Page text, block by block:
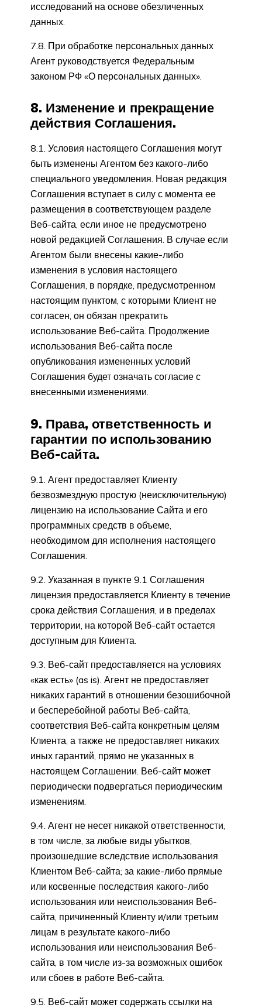
исследований на основе обезличенных
данных.
7.8. При обработке персональных данных
Агент руководствуется Федеральным
законом РФ «О персональных данных».
8. Изменение и прекращение
действия Соглашения.
8.1. Условия настоящего Соглашения могут
быть изменены Агентом без какого-либо
специального уведомления. Новая редакция
Соглашения вступает в силу с момента ее
размещения в соответствующем разделе
Веб-сайта, если иное не предусмотрено
новой редакцией Соглашения. В случае если
Агентом были внесены какие-либо
изменения в условия настоящего
Соглашения, в порядке, предусмотренном
настоящим пунктом, с которыми Клиент не
согласен, он обязан прекратить
использование Веб-сайта. Продолжение
использования Веб-сайта после
опубликования измененных условий
Соглашения будет означать согласие с
внесенными изменениями.
9. Права, ответственность и
гарантии по использованию
Веб-сайта.
9.1. Агент предоставляет Клиенту
безвозмездную простую (неисключительную)
лицензию на использование Сайта и его
программных средств в объеме,
необходимом для исполнения настоящего
Соглашения.
9.2. Указанная в пункте 9.1 Соглашения
лицензия предоставляется Клиенту в течение
срока действия Соглашения, и в пределах
территории, на которой Веб-сайт остается
доступным для Клиента.
9.3. Веб-сайт предоставляется на условиях
«как есть» (as is). Агент не предоставляет
никаких гарантий в отношении безошибочной
и бесперебойной работы Веб-сайта,
соответствия Веб-сайта конкретным целям
Клиента, а также не предоставляет никаких
иных гарантий, прямо не указанных в
настоящем Соглашении. Веб-сайт может
периодически подвергаться периодическим
изменениям.
9.4. Агент не несет никакой ответственности,
в том числе, за любые виды убытков,
произошедшие вследствие использования
Клиентом Веб-сайта; за какие-либо прямые
или косвенные последствия какого-либо
использования или неиспользования Веб-
сайта, причиненный Клиенту и/или третьим
лицам в результате какого-либо
использования или неиспользования Веб-
сайта, в том числе из-за возможных ошибок
или сбоев в работе Веб-сайта.
9.5. Веб-сайт может содержать ссылки на